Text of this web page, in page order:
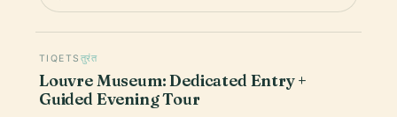
TIQETS तुरंत
Louvre Museum: Dedicated Entry +
Guided Evening Tour